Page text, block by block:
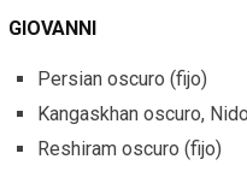
GIOVANNI
Persian oscuro (fijo)
Kangaskhan oscuro,
Reshiram oscuro (fijo)